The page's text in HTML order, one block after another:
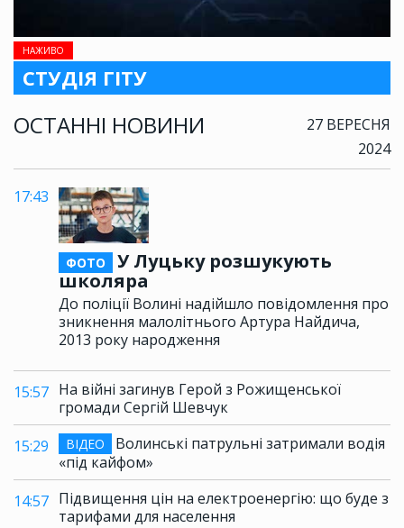
НАЖИВО
СТУДІЯ ГІТУ
ОСТАННІ НОВИНИ
27 ВЕРЕСНЯ
2024
17:43
ФОТО
У Луцьку розшукують
школяра
До поліції Волині надійшло повідомлення про
зникнення малолітнього Артура Найдича,
2013 року народження
15:57 На війні загинув Герой з Рожищенської
громади Сергій Шевчук
15:29
ВІДЕО
Волинські патрульні затримали водія
«під кайфом»
14:57 Підвищення цін на електроенергію: що буде з
тарифами для населення